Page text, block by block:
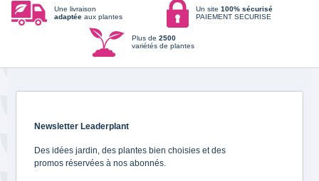
Une livraison
adaptée aux plantes
Un site 100% sécurisé
PAIEMENT SECURISE
Plus de 2500
variétés de plantes
Newsletter Leaderplant
Des idées jardin, des plantes bien choisies et des
promos réservées à nos abonnés.